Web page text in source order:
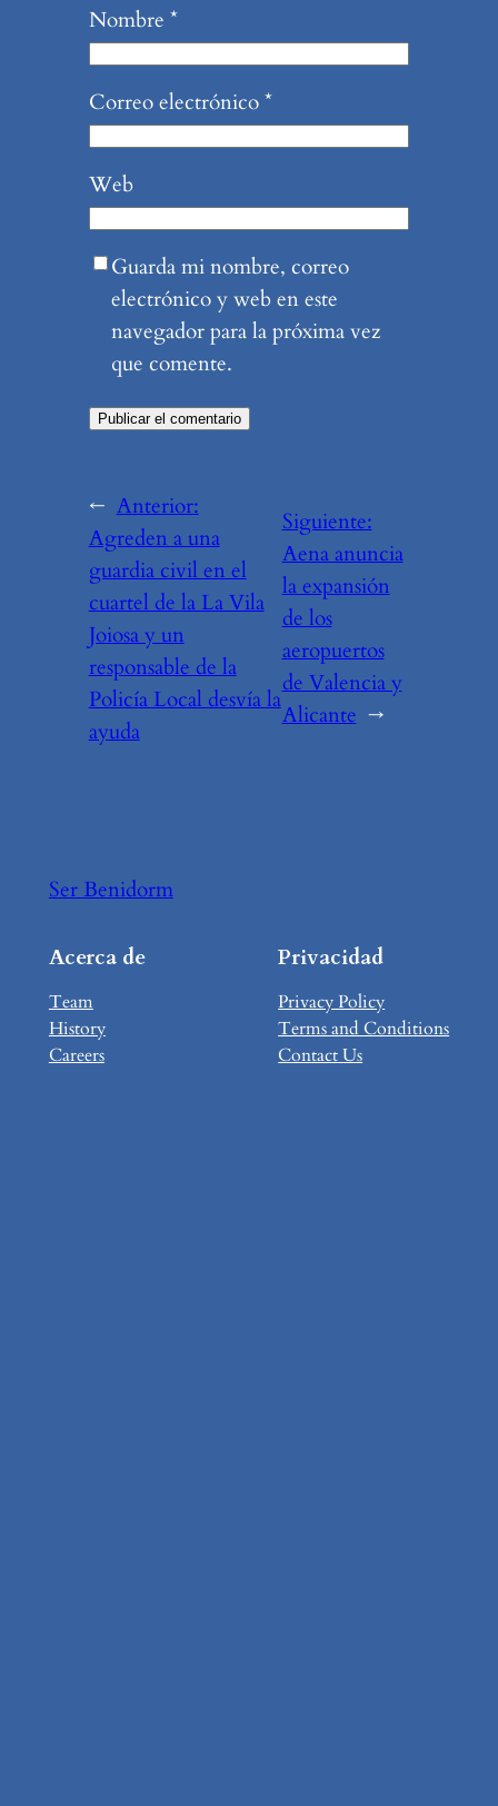
Nombre *
Correo electrónico*
Web
Guarda mi nombre, correo
electrónico y web en este
navegador para la próxima vez
que comente.
← Anterior:
Agreden a una
guardia civil en el
cuartel de la La Vila
Joiosa y un
responsable de la
Policía Local desvía la
ayuda
Siguiente:
Aena anuncia
la expansión
de los
aeropuertos
de Valencia y
Alicante →
Ser Benidorm
Acerca de
Team
History
Careers
Privacidad
Privacy Policy
Terms and Conditions
Contact Us